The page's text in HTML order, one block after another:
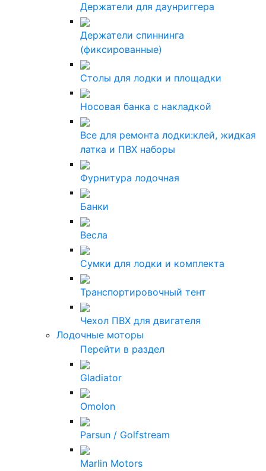
Держатели для даунриггера
Держатели спиннинга
(фиксированные)
Столы для лодки и площадки
Носовая банка с накладкой
Все для ремонта лодки:клей, жидкая
латка и ПВХ наборы
Фурнитура лодочная
Банки
Весла
Сумки для лодки и комплекта
Транспортировочный тент
Чехол ПВХ для двигателя
Лодочные моторы
Перейти в раздел
Gladiator
Omolon
Parsun / Golfstream
Marlin Motors